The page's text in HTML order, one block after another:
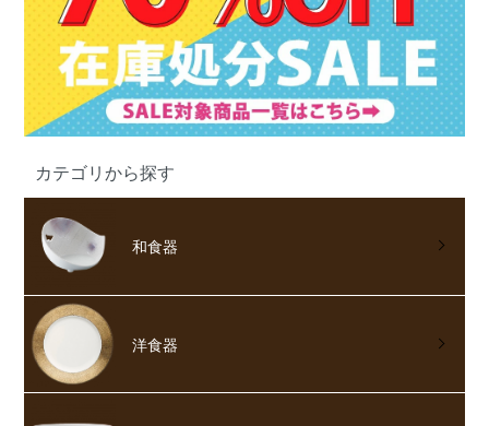
カテゴリから探す
和食器
洋食器